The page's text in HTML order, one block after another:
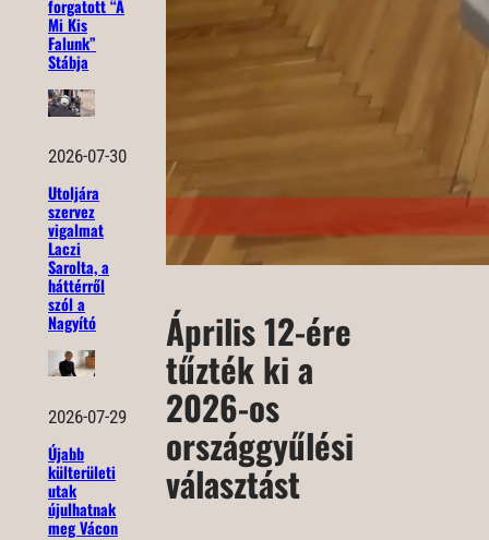
forgatott “A
Mi Kis
Falunk”
Stábja
2026-07-30
Utoljára
szervez
vigalmat
Laczi
Sarolta, a
háttérről
szól a
Nagyító
2026-07-29
Újabb
külterületi
utak
újulhatnak
meg Vácon
Április 12-ére
tűzték ki a
2026-os
országgyűlési
választást